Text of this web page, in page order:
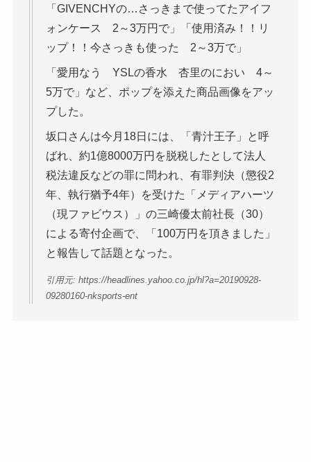
「GIVENCHYの…さっきまで使ってたアイフ
ォンケース 2～3万円で」「使用済み！！リ
ップ！！今さっきも使った 2～3万で」
「愛用なう YSLの香水 杏里のにおい 4～
5万で」など、ポップを添えた商品画像をアッ
プした。
坂口さんは今月18日には、「青汁王子」と呼
ばれ、約1億8000万円を脱税したとして法人
税法違反などの罪に問われ、有罪判決（懲役2
年、執行猶予4年）を受けた「メディアハーツ
（現ファビウス）」の三崎優太前社長（30）
による寄付企画で、「100万円を頂きました」
と報告して話題となった。
引用元: https://headlines.yahoo.co.jp/hl?a=20190928-
09280160-nksports-ent